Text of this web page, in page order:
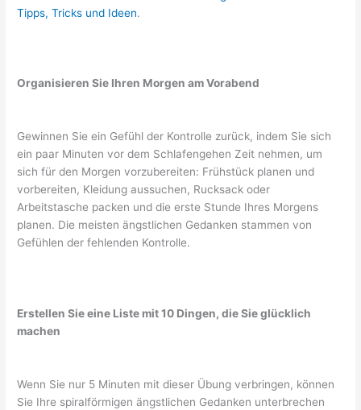
Tipps, Tricks und Ideen.
Organisieren Sie Ihren Morgen am Vorabend
Gewinnen Sie ein Gefühl der Kontrolle zurück, indem Sie sich
ein paar Minuten vor dem Schlafengehen Zeit nehmen, um
sich für den Morgen vorzubereiten: Frühstück planen und
vorbereiten, Kleidung aussuchen, Rucksack oder
Arbeitstasche packen und die erste Stunde Ihres Morgens
planen. Die meisten ängstlichen Gedanken stammen von
Gefühlen der fehlenden Kontrolle.
Erstellen Sie eine Liste mit 10 Dingen, die Sie glücklich
machen
Wenn Sie nur 5 Minuten mit dieser Übung verbringen, können
Sie Ihre spiralförmigen ängstlichen Gedanken unterbrechen